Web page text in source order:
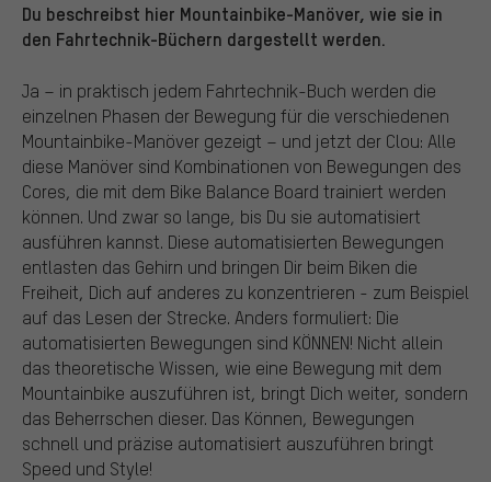
Du beschreibst hier Mountainbike-Manöver, wie sie in
den Fahrtechnik-Büchern dargestellt werden.
Ja – in praktisch jedem Fahrtechnik-Buch werden die
einzelnen Phasen der Bewegung für die verschiedenen
Mountainbike-Manöver gezeigt – und jetzt der Clou: Alle
diese Manöver sind Kombinationen von Bewegungen des
Cores, die mit dem Bike Balance Board trainiert werden
können. Und zwar so lange, bis Du sie automatisiert
ausführen kannst. Diese automatisierten Bewegungen
entlasten das Gehirn und bringen Dir beim Biken die
Freiheit, Dich auf anderes zu konzentrieren - zum Beispiel
auf das Lesen der Strecke. Anders formuliert: Die
automatisierten Bewegungen sind KÖNNEN! Nicht allein
das theoretische Wissen, wie eine Bewegung mit dem
Mountainbike auszuführen ist, bringt Dich weiter, sondern
das Beherrschen dieser. Das Können, Bewegungen
schnell und präzise automatisiert auszuführen bringt
Speed und Style!